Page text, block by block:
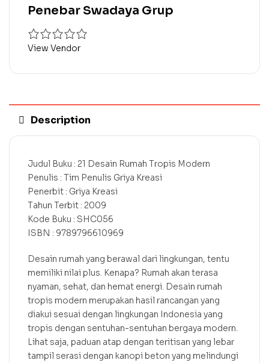
Penebar Swadaya Grup
View Vendor
Description
Judul Buku : 21 Desain Rumah Tropis Modern
Penulis : Tim Penulis Griya Kreasi
Penerbit : Griya Kreasi
Tahun Terbit : 2009
Kode Buku : SHC056
ISBN : 9789796610969
Desain rumah yang berawal dari lingkungan, tentu
memiliki nilai plus. Kenapa? Rumah akan terasa
nyaman, sehat, dan hemat energi. Desain rumah
tropis modern merupakan hasil rancangan yang
diakui sesuai dengan lingkungan Indonesia yang
tropis dengan sentuhan-sentuhan bergaya modern.
Lihat saja, paduan atap dengan teritisan yang lebar
tampil serasi dengan kanopi beton yang melindungi